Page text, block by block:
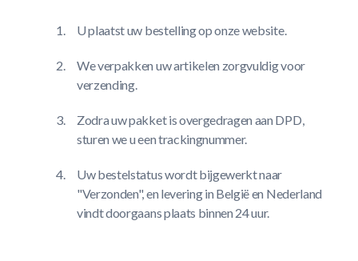
U plaatst uw bestelling op onze website.
We verpakken uw artikelen zorgvuldig voor
verzending.
Zodra uw pakket is overgedragen aan DPD,
sturen we u een trackingnummer.
Uw bestelstatus wordt bijgewerkt naar
"Verzonden", en levering in België en Nederland
vindt doorgaans plaats binnen 24 uur.